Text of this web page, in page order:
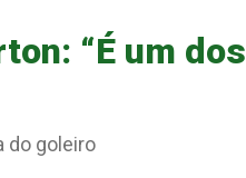
“É um dos
do goleiro